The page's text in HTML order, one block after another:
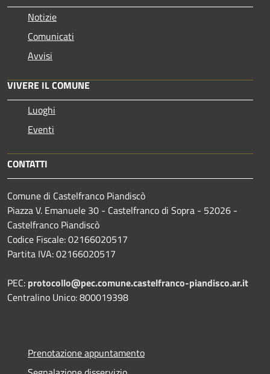
Notizie
Comunicati
Avvisi
VIVERE IL COMUNE
Luoghi
Eventi
CONTATTI
Comune di Castelfranco Piandiscò
Piazza V. Emanuele 30 - Castelfranco di Sopra - 52026 -
Castelfranco Piandiscò
Codice Fiscale: 02166020517
Partita IVA: 02166020517
PEC: protocollo@pec.comune.castelfranco-piandisco.ar.it
Centralino Unico: 800019398
Prenotazione appuntamento